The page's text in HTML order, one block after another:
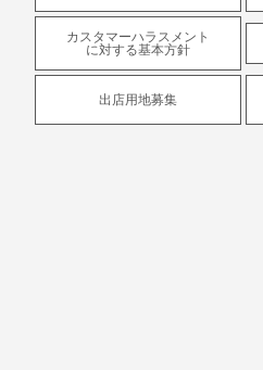
カスタマーハラスメント
に対する基本方針
出店用地募集